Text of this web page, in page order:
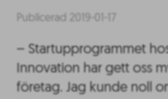
Publicerad 2019-01-17
– Startupprogrammet
Innovation har gett oss
företag. Jag kunde noll